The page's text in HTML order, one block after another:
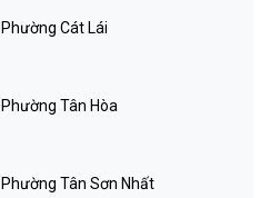
Cát Lái
Tân Hòa
Tân Sơn Nhất